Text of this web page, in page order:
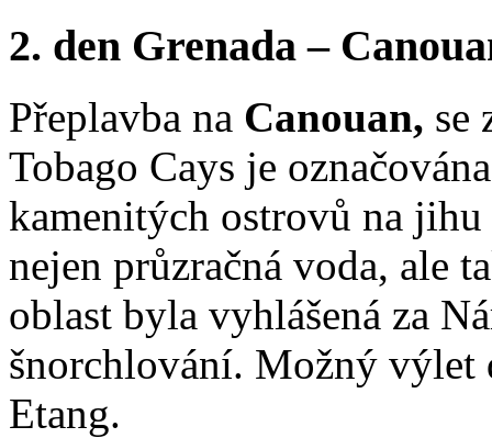
2. den Grenada –
Přeplavba na Canouan, se
Tobago Cays je
kamenitých ostrovů na
nejen průzračná voda, ale
oblast byla vyhlášená za
šnorchlování. Možný výlet
Etang.